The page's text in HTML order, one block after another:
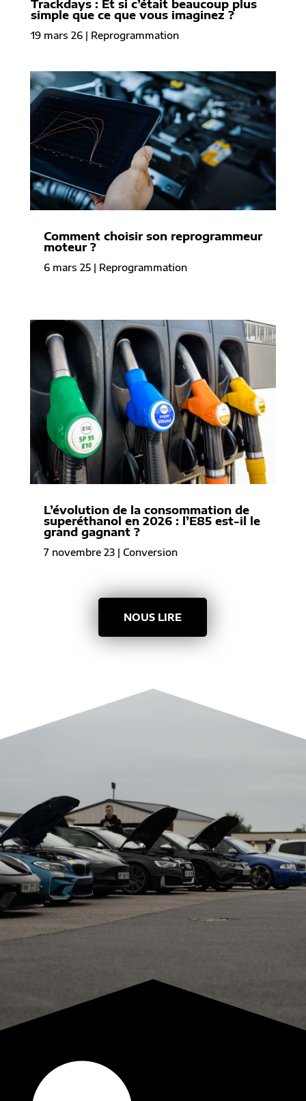
Trackdays : Et si c’était beaucoup plus
simple que ce que vous imaginez ?
19 mars 26| Reprogrammation
Comment choisir son reprogrammeur
moteur ?
6 mars 25| Reprogrammation
L’évolution de la consommation de
superéthanol en 2026 : l’E85 est-il le
grand gagnant ?
7 novembre 23| Conversion
NOUS LIRE